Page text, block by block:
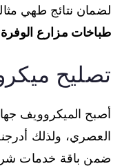
لضمان نتائج طهي
طباخات مزارع الوفرة
تصليح
أصبح الميكروويف
العصري، ولذلك